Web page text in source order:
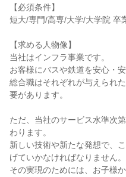
【必須条件】
短大/専門/高専/大学/大学院 卒
【求める人物像】
当社はインフラ事業です。
お客様にバスや鉄道を安心・
総合職はそれぞれが与えられ
要があります。
ただ、当社のサービス水準次
わります。
新しい技術や新たな発想で、
げていかなければなりません。
その実現のためには、お子様